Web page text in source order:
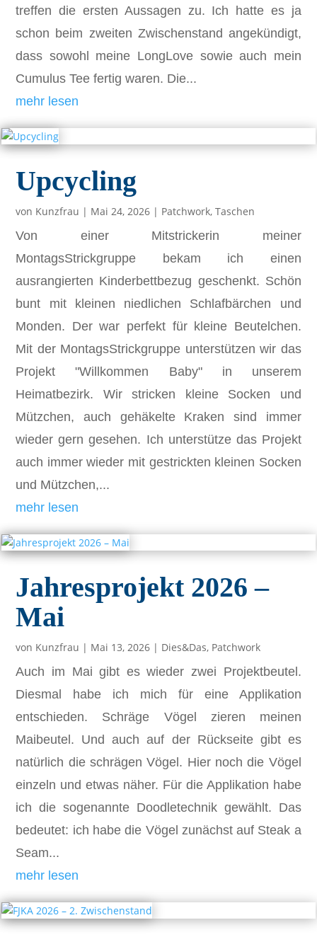
treffen die ersten Aussagen zu. Ich hatte es ja
schon beim zweiten Zwischenstand angekündigt,
dass sowohl meine LongLove sowie auch mein
Cumulus Tee fertig waren. Die...
mehr lesen
Upcycling
von Kunzfrau | Mai 24, 2026 | Patchwork,Taschen
Von einer Mitstrickerin meiner
MontagsStrickgruppe bekam ich einen
ausrangierten Kinderbettbezug geschenkt. Schön
bunt mit kleinen niedlichen Schlafbärchen und
Monden. Der war perfekt für kleine Beutelchen.
Mit der MontagsStrickgruppe unterstützen wir das
Projekt "Willkommen Baby" in unserem
Heimatbezirk. Wir stricken kleine Socken und
Mützchen, auch gehäkelte Kraken sind immer
wieder gern gesehen. Ich unterstütze das Projekt
auch immer wieder mit gestrickten kleinen Socken
und Mützchen,...
mehr lesen
Jahresprojekt 2026 –
Mai
von Kunzfrau | Mai 13, 2026 | Dies&Das, Patchwork
Auch im Mai gibt es wieder zwei Projektbeutel.
Diesmal habe ich mich für eine Applikation
entschieden. Schräge Vögel zieren meinen
Maibeutel. Und auch auf der Rückseite gibt es
natürlich die schrägen Vögel. Hier noch die Vögel
einzeln und etwas näher. Für die Applikation habe
ich die sogenannte Doodletechnik gewählt. Das
bedeutet: ich habe die Vögel zunächst auf Steak a
Seam...
mehr lesen